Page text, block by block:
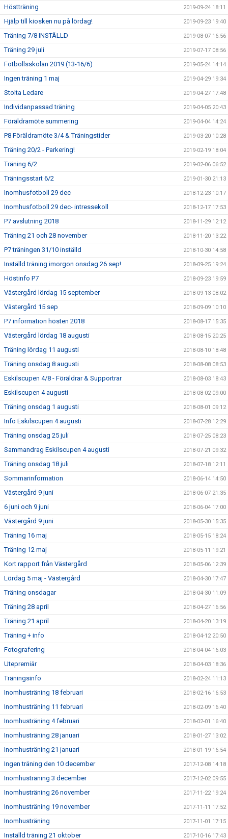
Höstträning 2019-09-24 18:11
Hjälp till kiosken nu på lördag! 2019-09-23 19:40
Träning 7/8 INSTÄLLD 2019-08-07 16:56
Träning 29 juli 2019-07-17 08:56
Fotbollsskolan 2019 (13-16/6) 2019-05-24 14:14
Ingen träning 1 maj 2019-04-29 19:34
Stolta Ledare 2019-04-27 17:48
Individanpassad träning 2019-04-05 20:43
Föräldramöte summering 2019-04-04 14:24
P8 Föräldramöte 3/4 & Träningstider 2019-03-20 10:28
Träning 20/2 - Parkering! 2019-02-19 18:04
Träning 6/2 2019-02-06 06:52
Träningsstart 6/2 2019-01-30 21:13
Inomhusfotboll 29 dec 2018-12-23 10:17
Inomhusfotboll 29 dec- intressekoll 2018-12-17 17:53
P7 avslutning 2018 2018-11-29 12:12
Träning 21 och 28 november 2018-11-20 13:22
P7 träningen 31/10 inställd 2018-10-30 14:58
Inställd träning imorgon onsdag 26 sep! 2018-09-25 19:24
Höstinfo P7 2018-09-23 19:59
Västergård lördag 15 september 2018-09-13 08:02
Västergård 15 sep 2018-09-09 10:10
P7 information hösten 2018 2018-08-17 15:35
Västergård lördag 18 augusti 2018-08-15 20:25
Träning lördag 11 augusti 2018-08-10 18:48
Träning onsdag 8 augusti 2018-08-08 08:53
Eskilscupen 4/8 - Föräldrar & Supportrar 2018-08-03 18:43
Eskilscupen 4 augusti 2018-08-02 09:00
Träning onsdag 1 augusti 2018-08-01 09:12
Info Eskilscupen 4 augusti 2018-07-28 12:29
Träning onsdag 25 juli 2018-07-25 08:23
Sammandrag Eskilscupen 4 augusti 2018-07-21 09:32
Träning onsdag 18 juli 2018-07-18 12:11
Sommarinformation 2018-06-14 14:50
Västergård 9 juni 2018-06-07 21:35
6 juni och 9 juni 2018-06-04 17:00
Västergård 9 juni 2018-05-30 15:35
Träning 16 maj 2018-05-15 18:24
Träning 12 maj 2018-05-11 19:21
Kort rapport från Västergård 2018-05-06 12:39
Lördag 5 maj - Västergård 2018-04-30 17:47
Träning onsdagar 2018-04-30 11:09
Träning 28 april 2018-04-27 16:56
Träning 21 april 2018-04-20 13:19
Träning + info 2018-04-12 20:50
Fotografering 2018-04-04 16:03
Utepremiär 2018-04-03 18:36
Träningsinfo 2018-02-24 11:13
Inomhusträning 18 februari 2018-02-16 16:53
Inomhusträning 11 februari 2018-02-09 16:40
Inomhusträning 4 februari 2018-02-01 16:40
Inomhusträning 28 januari 2018-01-27 13:02
Inomhusträning 21 januari 2018-01-19 16:54
Ingen träning den 10 december 2017-12-08 14:18
Inomhusträning 3 december 2017-12-02 09:55
Inomhusträning 26 november 2017-11-22 19:24
Inomhusträning 19 november 2017-11-11 17:52
Inomhusträning 2017-11-01 17:15
Inställd träning 21 oktober 2017-10-16 17:43